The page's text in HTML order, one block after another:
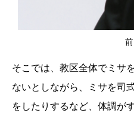
そこでは、教区全体でミサ
ないとしながら、ミサを司
をしたりするなど、体調が